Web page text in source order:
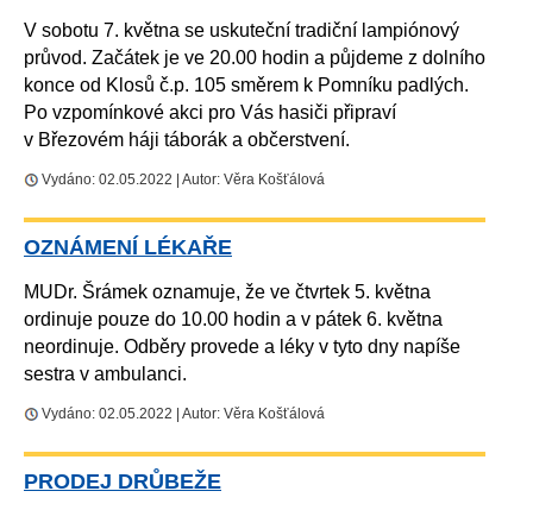
V sobotu 7. května se uskuteční tradiční lampiónový
průvod. Začátek je ve 20.00 hodin a půjdeme z dolního
konce od Klosů č.p. 105 směrem k Pomníku padlých.
Po vzpomínkové akci pro Vás hasiči připraví
v Březovém háji táborák a občerstvení.
Vydáno: 02.05.2022 | Autor: Věra Košťálová
OZNÁMENÍ LÉKAŘE
MUDr. Šrámek oznamuje, že ve čtvrtek 5. května
ordinuje pouze do 10.00 hodin a v pátek 6. května
neordinuje. Odběry provede a léky v tyto dny napíše
sestra v ambulanci.
Vydáno: 02.05.2022 | Autor: Věra Košťálová
PRODEJ DRŮBEŽE